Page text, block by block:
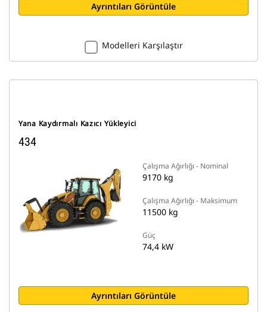
Ayrıntıları Görüntüle
Modelleri Karşılaştır
Yana Kaydırmalı Kazıcı Yükleyici
434
Çalışma Ağırlığı - Nominal
9170 kg
Çalışma Ağırlığı - Maksimum
11500 kg
Güç
74,4 kW
Ayrıntıları Görüntüle